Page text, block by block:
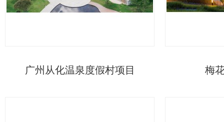
广州从化温泉度假村项目 梅